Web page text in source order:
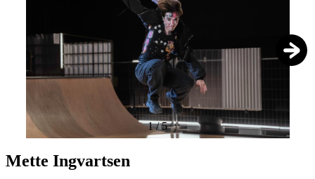
1/5
Mette Ingvartsen